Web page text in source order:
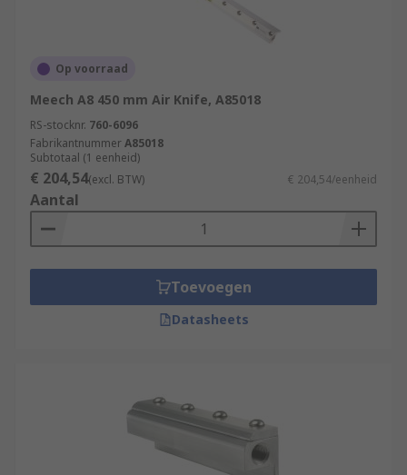
Op voorraad
Meech A8 450 mm Air Knife, A85018
RS-stocknr. 760-6096
FabrikantnummerA85018
Subtotaal (1 eenheid)
€ 204,54(excl. BTW) € 204,54/eenheid
Aantal
Toevoegen
Datasheets